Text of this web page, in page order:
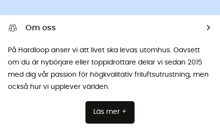
Om oss
På Hardloop anser vi att livet ska levas utomhus. Oavsett
om du är nybörjare eller toppidrottare delar vi sedan 2015
med dig vår passion för högkvalitativ friluftsutrustning, men
också hur vi upplever världen.
Läs mer +